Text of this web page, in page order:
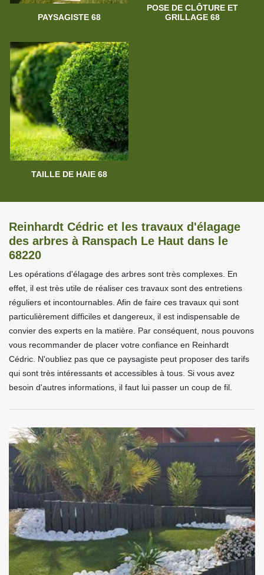
PAYSAGISTE 68
POSE DE CLÔTURE ET
GRILLAGE 68
TAILLE DE HAIE 68
Reinhardt Cédric et les travaux d'élagage
des arbres à Ranspach Le Haut dans le
68220
Les opérations d'élagage des arbres sont très complexes. En
effet, il est très utile de réaliser ces travaux sont des entretiens
réguliers et incontournables. Afin de faire ces travaux qui sont
particulièrement difficiles et dangereux, il est indispensable de
convier des experts en la matière. Par conséquent, nous pouvons
vous recommander de placer votre confiance en Reinhardt
Cédric. N'oubliez pas que ce paysagiste peut proposer des tarifs
qui sont très intéressants et accessibles à tous. Si vous avez
besoin d'autres informations, il faut lui passer un coup de fil.